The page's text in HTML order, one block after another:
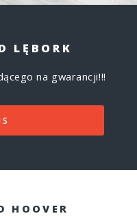
LĘBORK
na gwarancji!!!
HOOVER